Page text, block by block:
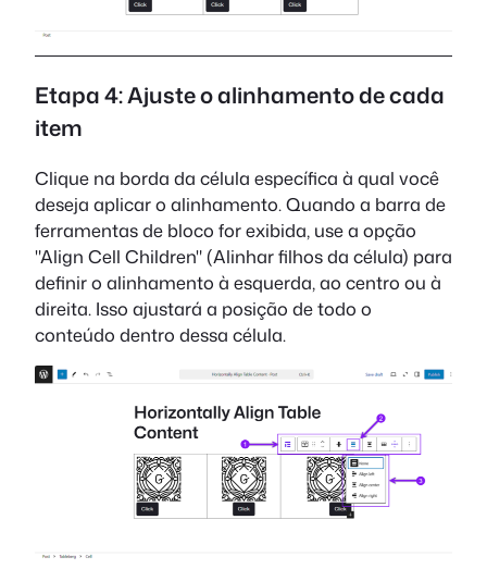
Etapa 4: Ajuste o alinhamento de cada
item
Clique na borda da célula específica à qual você
deseja aplicar o alinhamento. Quando a barra de
ferramentas de bloco for exibida, use a opção
"Align Cell Children" (Alinhar filhos da célula) para
definir o alinhamento à esquerda, ao centro ou à
direita. Isso ajustará a posição de todo o
conteúdo dentro dessa célula.